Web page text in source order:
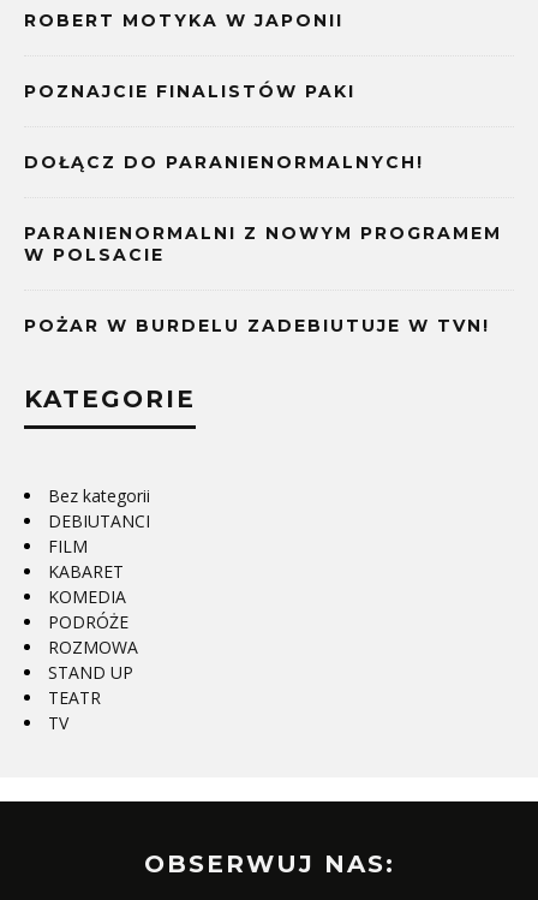
ROBERT MOTYKA W JAPONII
POZNAJCIE FINALISTÓW PAKI
DOŁĄCZ DO PARANIENORMALNYCH!
PARANIENORMALNI Z NOWYM PROGRAMEM
W POLSACIE
POŻAR W BURDELU ZADEBIUTUJE W TVN!
KATEGORIE
Bez kategorii
DEBIUTANCI
FILM
KABARET
KOMEDIA
PODRÓŻE
ROZMOWA
STAND UP
TEATR
TV
OBSERWUJ NAS: